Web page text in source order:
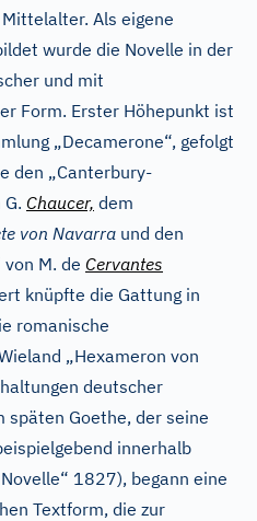
Als eigene
wurde die Novelle in der
und mit
Form. Erster Höhepunkt ist
„Decamerone“, gefolgt
den „Canterbury-
Chaucer, dem
von Navarra und den
M. de Cervantes
knüpfte die Gattung in
romanische
„Hexameron von
deutscher
späten Goethe, der seine
innerhalb
1827), begann eine
Textform, die zur